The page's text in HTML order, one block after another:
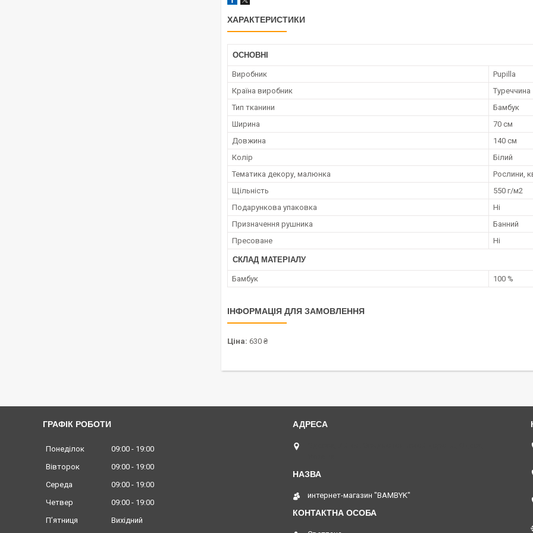
ХАРАКТЕРИСТИКИ
ОСНОВНІ
Виробник
Pupilla
Країна виробник
Туреччина
Тип тканини
Бамбук
Ширина
70 см
Довжина
140 см
Колір
Білий
Тематика декору, малюнка
Рослини,
Щільність
550 г/м2
Подарункова упаковка
Ні
Призначення рушника
Банний
Пресоване
Ні
СКЛАД МАТЕРІАЛУ
Бамбук 100 %
ІНФОРМАЦІЯ ДЛЯ ЗАМОВЛЕННЯ
Ціна: 630 ₴
ГРАФІК РОБОТИ
Понеділок 09:00
19:00
Вівторок
09:00
19:00
Середа
09:00
19:00
Четвер
09:00
19:00
Пʼятниця
Вихідний
интернет-магазин "BAMBYK"